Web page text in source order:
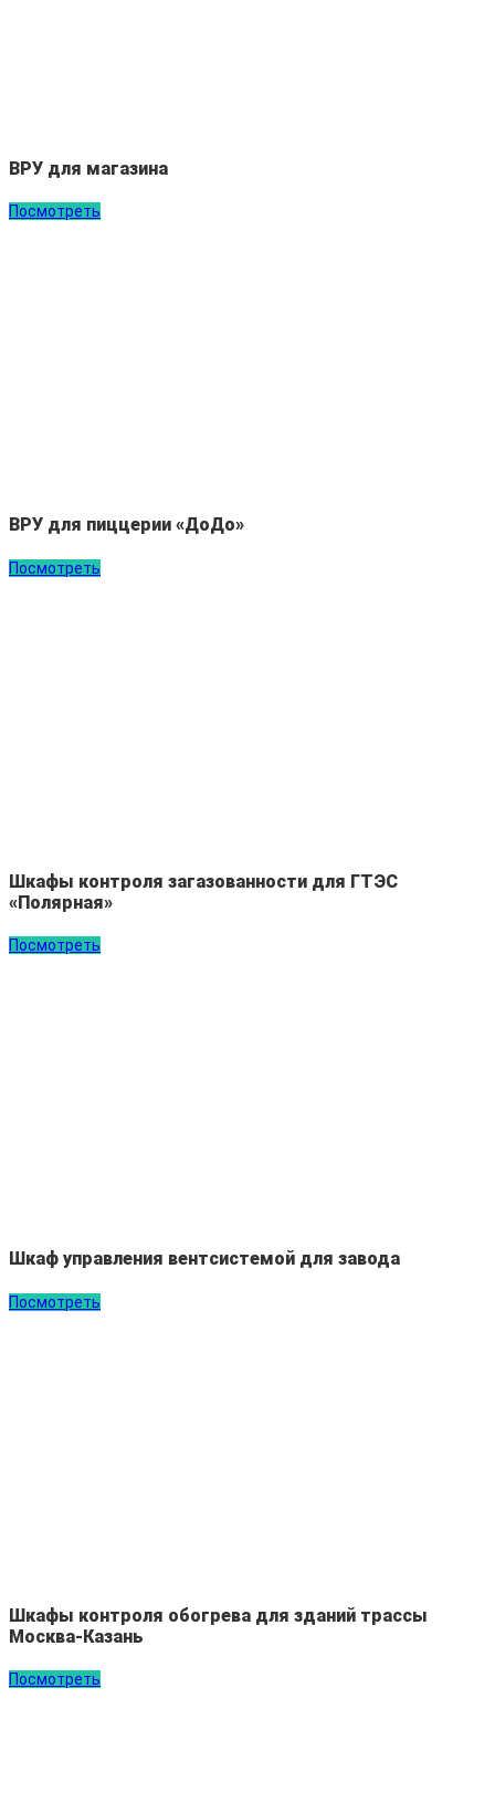
ВРУ для магазина
Посмотреть
ВРУ для пиццерии «ДоДо»
Посмотреть
Шкафы контроля загазованности для ГТЭС
«Полярная»
Посмотреть
Шкаф управления вентсистемой для завода
Посмотреть
Шкафы контроля обогрева для зданий трассы
Москва-Казань
Посмотреть